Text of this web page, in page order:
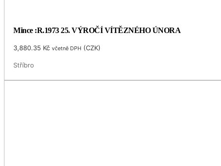
Mince :R.1973 25. VÝROČÍ VÍTĚZNÉHO ÚNORA
3,880.35 Kč včetně DPH (CZK)
Stříbro